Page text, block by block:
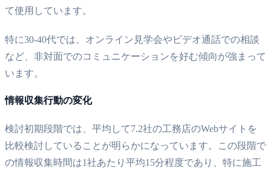
て使用しています。
特に30-40代では、オンライン見学会やビデオ通話での相談
など、非対面でのコミュニケーションを好む傾向が強まって
います。
情報収集行動の変化
検討初期段階では、平均して7.2社の工務店のWebサイトを
比較検討していることが明らかになっています。この段階で
の情報収集時間は1社あたり平均15分程度であり、特に施工